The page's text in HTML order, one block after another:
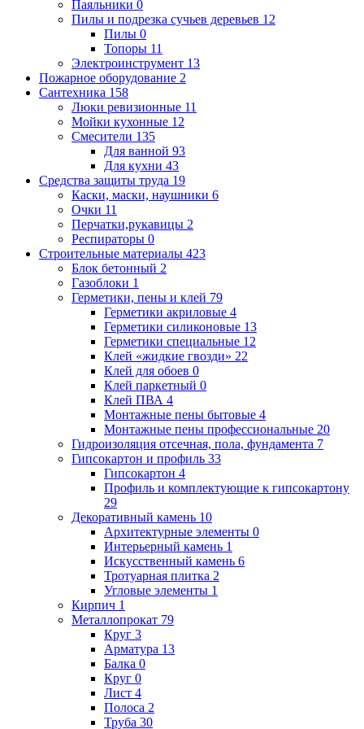
Паяльники 0
Пилы и подрезка сучьев деревьев 12
Пилы 0
Топоры 11
Электроинструмент 13
Пожарное оборудование 2
Сантехника 158
Люки ревизионные 11
Мойки кухонные 12
Смесители 135
Для ванной 93
Для кухни 43
Средства защиты труда 19
Каски, маски, наушники 6
Очки 11
Перчатки,рукавицы 2
Респираторы 0
Строительные материалы 423
Блок бетонный 2
Газоблоки 1
Герметики, пены и клей 79
Герметики акриловые 4
Герметики силиконовые 13
Герметики специальные 12
Клей «жидкие гвозди» 22
Клей для обоев 0
Клей паркетный 0
Клей ПВА 4
Монтажные пены бытовые 4
Монтажные пены профессиональные 20
Гидроизоляция отсечная, пола, фундамента 7
Гипсокартон и профиль 33
Гипсокартон 4
Профиль и комплектующие к гипсокартону
29
Декоративный камень 10
Архитектурные элементы 0
Интерьерный камень 1
Искусственный камень 6
Тротуарная плитка 2
Угловые элементы 1
Кирпич 1
Металлопрокат 79
Круг 3
Арматура 13
Балка 0
Круг 0
Лист 4
Полоса 2
Труба 30